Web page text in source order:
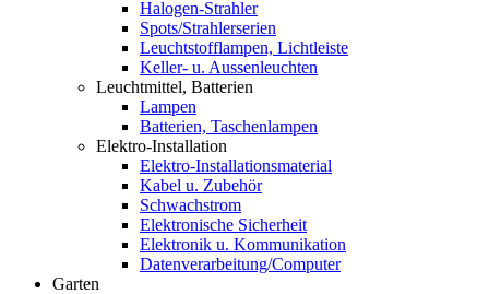
Halogen-Strahler
Spots/Strahlerserien
Leuchtstofflampen, Lichtleiste
Keller- u. Aussenleuchten
Leuchtmittel, Batterien
Lampen
Batterien, Taschenlampen
Elektro-Installation
Elektro-Installationsmaterial
Kabel u. Zubehör
Schwachstrom
Elektronische Sicherheit
Elektronik u. Kommunikation
Datenverarbeitung/Computer
Garten